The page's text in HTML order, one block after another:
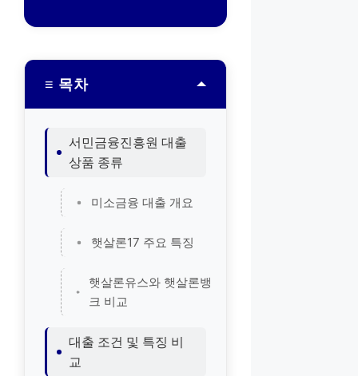
≡ 목차
서민금융진흥원 대출
상품 종류
미소금융 대출 개요
햇살론17 주요 특징
햇살론유스와 햇살론뱅
크 비교
대출 조건 및 특징 비
교